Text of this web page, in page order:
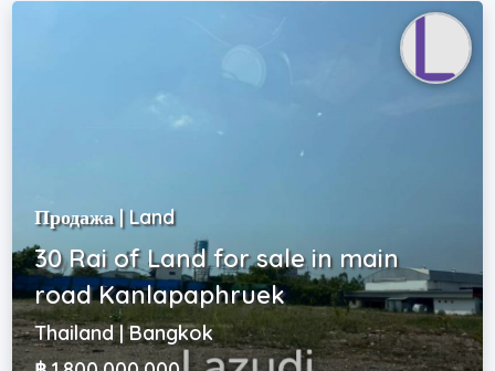
Продажа | Land
30 Rai of Land for sale in main
road Kanlapaphruek
Thailand | Bangkok